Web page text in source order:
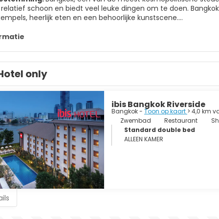
schoon en biedt veel leuke dingen om te doen.
heerlijk eten en een behoorlijke kunstscene.
van Bangkok bevinden zich op het
heilige boeddhistische tempel. Andere beroemde
een geweldige plek om te winkelen. Er zijn talloze winkels,
als de stad zelf, van bierbars tot exclusieve clubs,
een grote, uitgestrekte metropool, lawaaierig en druk, maar
ter wereld die je minstens één keer in je leven moet
only
ibis Bangkok Riverside
Bangkok - Toon op kaart > 4,0 km
Zwembad
Restaurant
Standard double bed
ALLEEN KAMER